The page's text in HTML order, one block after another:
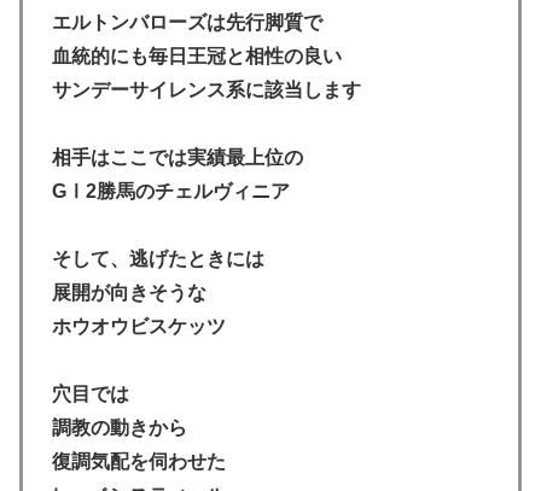
エルトンバローズは先行脚質で
血統的にも毎日王冠と相性の良い
サンデーサイレンス系に該当します
相手はここでは実績最上位の
GⅠ2勝馬のチェルヴィニア
そして、逃げたときには
展開が向きそうな
ホウオウビスケッツ
穴目では
調教の動きから
復調気配を伺わせた